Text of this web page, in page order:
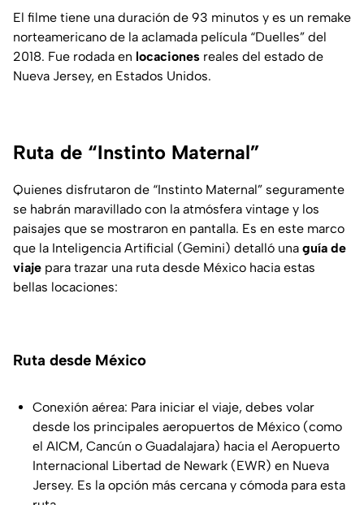
El filme tiene una duración de 93 minutos y es un remake
norteamericano de la aclamada película “Duelles” del
2018. Fue rodada en locaciones reales del estado de
Nueva Jersey, en Estados Unidos.
Ruta de “Instinto Maternal”
Quienes disfrutaron de “Instinto Maternal” seguramente
se habrán maravillado con la atmósfera vintage y los
paisajes que se mostraron en pantalla. Es en este marco
que la Inteligencia Artificial (Gemini) detalló una guía de
viaje para trazar una ruta desde México hacia estas
bellas locaciones:
Ruta desde México
Conexión aérea: Para iniciar el viaje, debes volar
desde los principales aeropuertos de México (como
el AICM, Cancún o Guadalajara) hacia el Aeropuerto
Internacional Libertad de Newark (EWR) en Nueva
Jersey. Es la opción más cercana y cómoda para esta